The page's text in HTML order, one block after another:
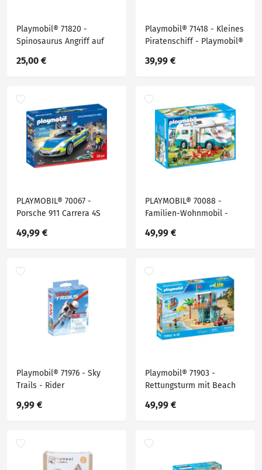
Playmobil® 71820 -
Spinosaurus Angriff auf
Playmobil® Dino
25,00 €
Playmobil® 71418 - Kleines
Piratenschiff - Playmobil®
39,99 €
PLAYMOBIL® 70067 -
Porsche 911 Carrera 4S
Action
49,99 €
PLAYMOBIL® 70088 -
Familien-Wohnmobil -
49,99 €
Playmobil® 71976 - Sky
Trails - Rider
9,99 €
Playmobil® 71903 -
Rettungsturm mit Beach
49,99 €